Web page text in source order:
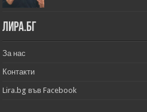
Лира.бг
За нас
Контакти
Lira.bg във Facebook